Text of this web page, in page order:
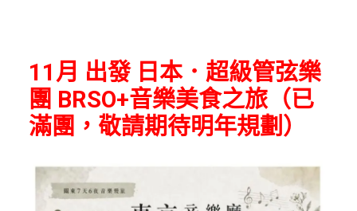
11月 出發 日本．超級管弦樂
團 BRSO+音樂美食之旅（已
滿團，敬請期待明年規劃）